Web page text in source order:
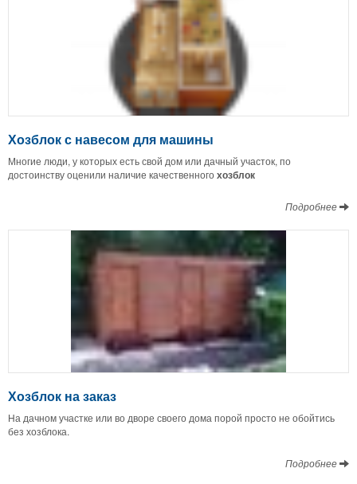
Хозблок с навесом для машины
Многие люди, у которых есть свой дом или дачный участок, по
достоинству оценили наличие качественногохозблок
Подробнее
Хозблок на заказ
На дачном участке или во дворе своего дома порой просто не обойтись
без хозблока.
Подробнее